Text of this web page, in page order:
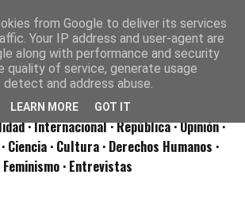
· Internacional· República· Opinión·
Ciencia · Cultura · Derechos Humanos ·
Feminismo · Entrevistas
from Google to deliver its services
Your IP address and user-agent are
along with performance and security
quality of service, generate usage
and address abuse.
LEARN MORE GOT IT